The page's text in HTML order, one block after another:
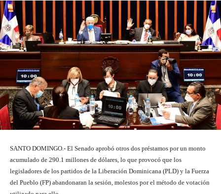
SANTO DOMINGO.- El Senado aprobó otros dos préstamos por un monto
acumulado de 290.1 millones de dólares, lo que provocó que los
legisladores de los partidos de la Liberación Dominicana (PLD) y la Fuerza
del Pueblo (FP) abandonaran la sesión, molestos por el método de votación